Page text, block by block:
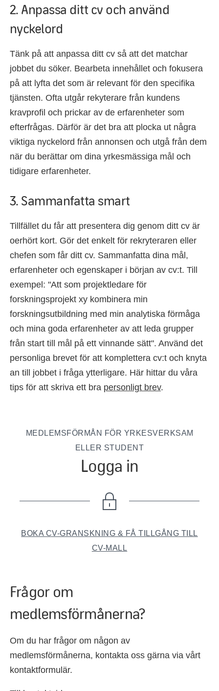
2. Anpassa ditt cv och använd
nyckelord
Tänk på att anpassa ditt cv så att det matchar
jobbet du söker. Bearbeta innehållet och fokusera
på att lyfta det som är relevant för den specifika
tjänsten. Ofta utgår rekyterare från kundens
kravprofil och prickar av de erfarenheter som
efterfrågas. Därför är det bra att plocka ut några
viktiga nyckelord från annonsen och utgå från dem
när du berättar om dina yrkesmässiga mål och
tidigare erfarenheter.
3. Sammanfatta smart
Tillfället du får att presentera dig genom ditt cv är
oerhört kort. Gör det enkelt för rekryteraren eller
chefen som får ditt cv. Sammanfatta dina mål,
erfarenheter och egenskaper i början av cv:t. Till
exempel: "Att som projektledare för
forskningsprojekt xy kombinera min
forskningsutbildning med min analytiska förmåga
och mina goda erfarenheter av att leda grupper
från start till mål på ett vinnande sätt". Använd det
personliga brevet för att komplettera cv:t och knyta
an till jobbet i fråga ytterligare. Här hittar du våra
tips för att skriva ett bra personligt brev.
MEDLEMSFÖRMÅN FÖR YRKESVERKSAM
ELLER STUDENT
Logga in
BOKA CV-GRANSKNING & FÅ TILLGÅNG TILL
CV-MALL
Frågor om
medlemsförmånerna?
Om du har frågor om någon av
medlemsförmånerna, kontakta oss gärna via vårt
kontaktformulär.